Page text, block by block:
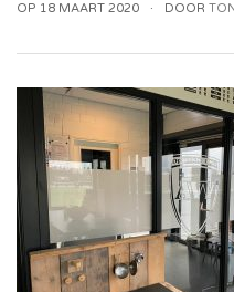
OP 18 MAART 2020 DOOR